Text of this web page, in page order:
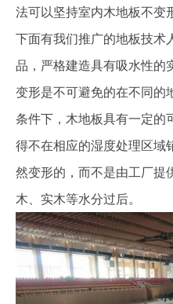
法可以坚持室内木地板不变
下面有我们推广的地板技术
品，严格建造具有吸水性的
变形是不可避免的在不同的
条件下，木地板具有一定的
得不在相应的湿度处理区域
然变形的，而不是由工厂提
木、实木等水分过后。